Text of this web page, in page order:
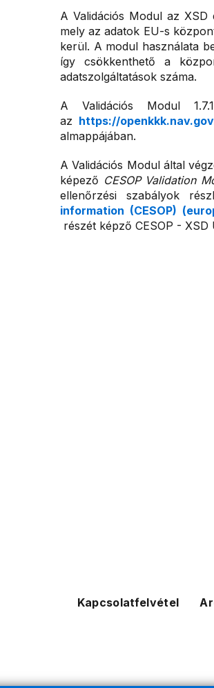
A Validációs Modul az
mely az adatok EU-s
kerül. A modul használata
így csökkenthető a
adatszolgáltatások száma.
A Validációs Modul
az https://
almappájában.
A Validációs Modul által
képező CESOP Validation
ellenőrzési szabályok
information (CESOP)
részét képző CESOP -
Kapcsolatfelvétel